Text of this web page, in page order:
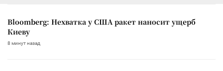
Bloomberg: Нехватка у США ракет наносит ущерб
Киеву
8 минут назад